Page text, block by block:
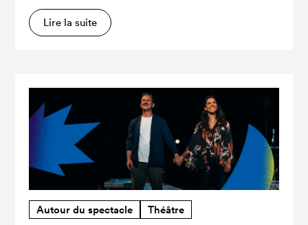
Lire la suite
Autour du spectacle Théâtre